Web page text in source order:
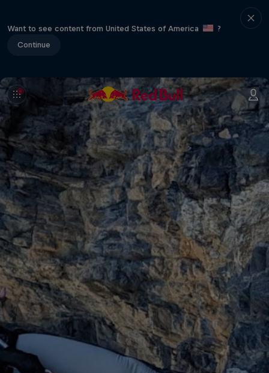
Want to see content from United States of America
?
Continue